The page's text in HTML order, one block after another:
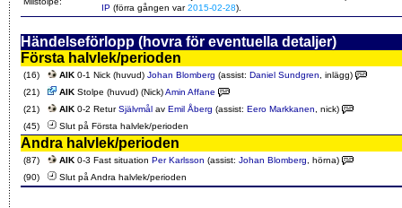
IP (förra gången var2015-02-28).
Händelseförlopp (hovra för eventuella detaljer)
Första halvlek/perioden
(16) AIK 0-1 Nick (huvud) Johan Blomberg (assist: Daniel Sundgren , inlägg)
(21)
AIK Stolpe (huvud) (Nick)Amin Affane
(21)
AIK 0-2 ReturSjälvmål av Emil Åberg (assist: Eero Markkanen , nick)
(45)
Slut på Första halvlek/perioden
Andra halvlek/perioden
(87) AIK 0-3 Fast situation Per Karlsson (assist: Johan Blomberg , hörna)
(90)
Slut på Andra halvlek/perioden